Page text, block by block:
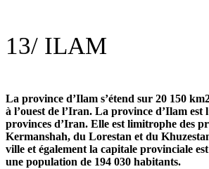
13/ ILAM
La province d’Ilam s’étend sur 20 150
à l’ouest de l’Iran. La province d’Ilam est
provinces d’Iran. Elle est limitrophe des
Kermanshah, du Lorestan et du
ville et également la capitale provinciale
une population de 194 030 habitants.